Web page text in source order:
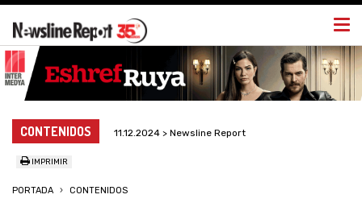
CONTENIDOS 11.12.2024 > Newsline Report
IMPRIMIR
PORTADA CONTENIDOS